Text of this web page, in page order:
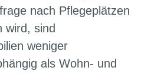
nach Pflegeplätzen
wird, sind
weniger
als Wohn- und